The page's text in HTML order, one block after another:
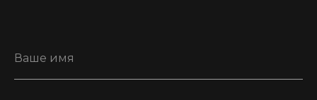
Ваше имя